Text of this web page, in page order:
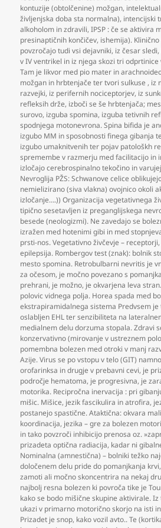
kontuzije (obtolčenine) možgan,
življenjska doba sta normalna), intencijski
alkoholom in zdravili,IPSP : če se aktivira
presinaptičnih končičev, ishemija).
povzročajo tudi vsi dejavniki, iz česar sledi,
v IV ventrikel in iz njega skozi tri
Tam je likvor med pio mater in
možgan in hrbtenjače ter tvori sulkuse , iz
razvejki, iz perifernih nociceptorjev, iz
refleksih drže, izboči se še hrbtenjača;
surovo, izguba spomina, izguba tetivnih
spodnjega motonevrona. Spina bifida je
izgubo MM in sposobnosti finega gibanja
izgubo umaknitvenih ter pojav patološkh
spremembe v razmerju med facilitacijo in
izločajo cerebrospinalno tekočino in
Nevroglija PŽS: Schwanove celice
nemielizirano (siva vlakna) ovojnico okoli
izločanje….)) Organizacija vegetativnega
tipično sesetavljen iz preganglijskega
besede (neologizmi). Ne zavedajo se
izražen med hotenimi gibi in med
prsti-nos. Vegetativno živčevje – receptorji,
epilepsija. Rombergov test (znak): bolnik
mesto spomina. Retrobulbarni nevritis je
za očesom, je močno povezano s
prehrani, je možno, je okvarjena leva
polovic vidnega polja. Horea spada med
ekstrapiramidalnega sistema Predvsem
oslabljen EHL ter senzibiliteta na
medialnem delu dorzuma stopala. Zdravi
konzervativno (mirovanje v ustreznem
pomembna bolezen med otroki v manj
Azije. Virus se po vstopu v telo (GIT)
orofarinksa in drugje v prebavni cevi, je
področje hematoma, je progresivna, je
motorika. Recipročna inervacija : pri
mišic. Mišice, jezik fascikulira in atrofira,
postanejo spastične. Ataktična: okvara
koordinacija, jezika – gre za bolezen
in tako povzroči inhibicijo prenosa oz.
prizadeta optična radiacija, kadar ni
Nominalna (amnestična) – bolniki težko
določenem delu pride do pomanjkanja krvi,
zamoti ali močno skoncentrira na nekaj
najbolj resna bolezen ki povroča tike je
kako se bodo mišične skupine aktivirale.
ukazi v primarno motorično skorjo na isti
Prizadet je snop, kako vozil avto.. Te